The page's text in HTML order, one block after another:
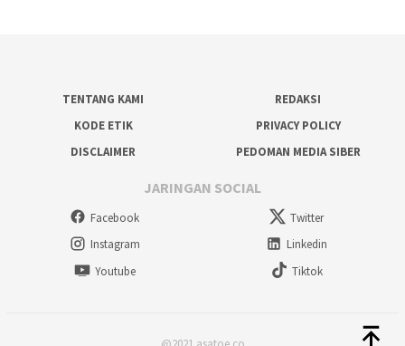
TENTANG KAMI
REDAKSI
KODE ETIK
PRIVACY POLICY
DISCLAIMER
PEDOMAN MEDIA SIBER
JARINGAN SOCIAL
Facebook
Twitter
Instagram
Linkedin
Youtube
Tiktok